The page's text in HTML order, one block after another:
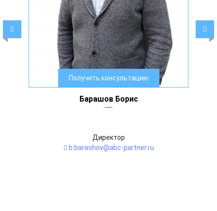
Получить консультацию
Барашов Борис
Директор
b.barashov@abc-partner.ru